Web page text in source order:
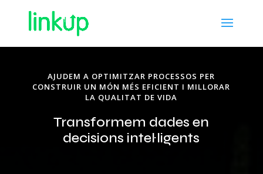
AJUDEM A OPTIMITZAR PROCESSOS PER
CONSTRUIR UN MÓN MÉS EFICIENT I MILLORAR
LA QUALITAT DE VIDA
Transformem dades en
decisions intel·ligents